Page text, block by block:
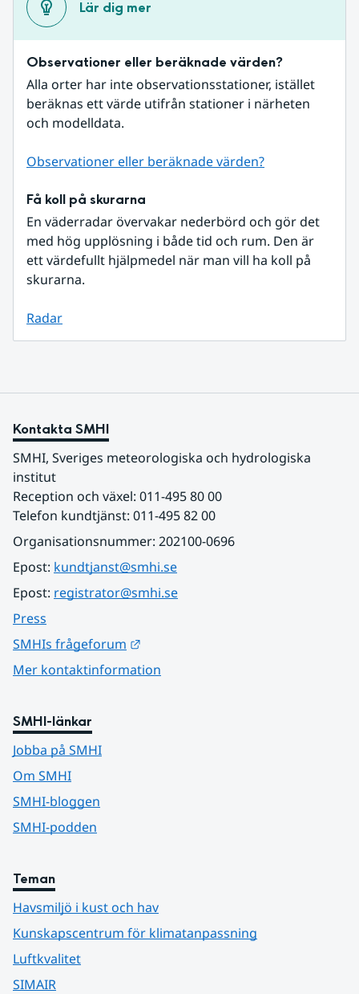
Lär dig mer
Observationer eller beräknade värden?
Alla orter har inte observationsstationer, istället
beräknas ett värde utifrån stationer i närheten
och modelldata.
Observationer eller beräknade värden?
Få koll på skurarna
En väderradar övervakar nederbörd och gör det
med hög upplösning i både tid och rum. Den är
ett värdefullt hjälpmedel när man vill ha koll på
skurarna.
Radar
Kontakta SMHI
SMHI, Sveriges meteorologiska och hydrologiska
institut
Reception och växel: 011-495 80 00
Telefon kundtjänst: 011-495 82 00
Organisationsnummer: 202100-0696
Epost: kundtjanst@smhi.se
Epost: registrator@smhi.se
Press
SMHIs frågeforum
Mer kontaktinformation
SMHI-länkar
Jobba på SMHI
Om SMHI
SMHI-bloggen
SMHI-podden
Teman
Havsmiljö i kust och hav
Kunskapscentrum för klimatanpassning
Luftkvalitet
SIMAIR